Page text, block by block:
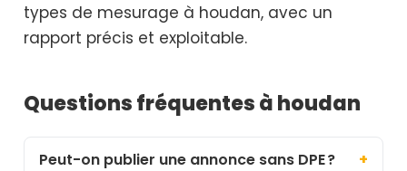
types de mesurage à houdan, avec un
rapport précis et exploitable.
Questions fréquentes à houdan
Peut-on publier une annonce sans DPE ?